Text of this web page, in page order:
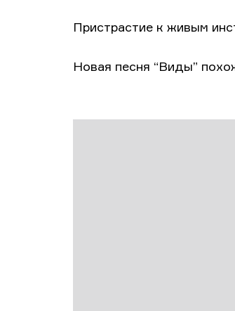
Пристрастие к живым
Новая песня “Виды”